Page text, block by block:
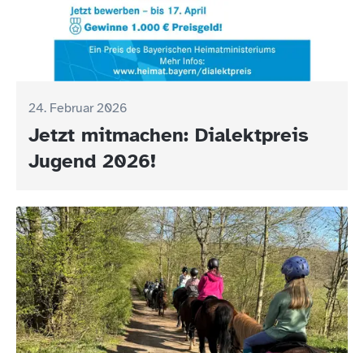
24. Februar 2026
Jetzt mitmachen: Dialektpreis
Jugend 2026!